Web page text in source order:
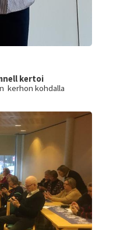
kertoi
kerhon kohdalla